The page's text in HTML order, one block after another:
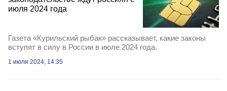
июля 2024 года
Газета «Курильский рыбак» рассказывает, какие законы
вступят в силу в России в июле 2024 года.
1 июля 2024, 14:35